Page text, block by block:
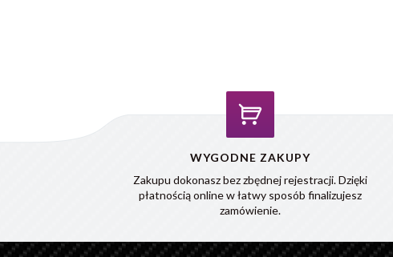
WYGODNE ZAKUPY
Zakupu dokonasz bez zbędnej rejestracji. Dzięki
płatnością online w łatwy sposób finalizujesz
zamówienie.